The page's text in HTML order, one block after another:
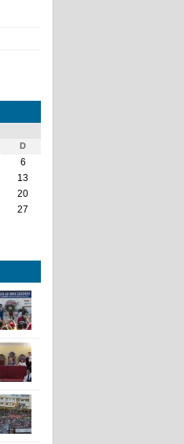
D
6
13
20
27